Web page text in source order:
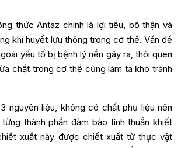
thức Antaz chính là lợi tiểu, bổ thận và
khí huyết lưu thông trong cơ thể. Vấn đề
yếu tố bị bệnh lý nền gây ra, thói quen
chất trong cơ thể cũng làm ta khó tránh
nguyên liệu, không có chất phụ liệu nên
thành phần đảm bảo tính thuần khiết
xuất này được chiết xuất từ thực vật